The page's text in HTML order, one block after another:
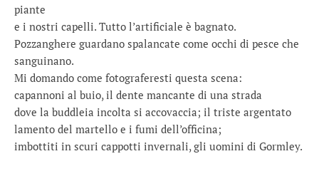
piante
e i nostri capelli. Tutto l’artificiale è bagnato.
Pozzanghere guardano spalancate come occhi di pesce che
sanguinano.
Mi domando come fotograferesti questa scena:
capannoni al buio, il dente mancante di una strada
dove la buddleia incolta si accovaccia; il triste argentato
lamento del martello e i fumi dell’officina;
imbottiti in scuri cappotti invernali, gli uomini di Gormley.